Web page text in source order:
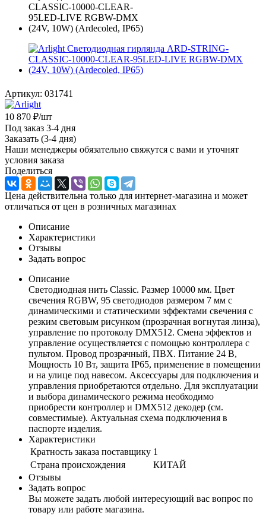
Артикул: 031741
10 870 ₽/шт
Под заказ 3-4 дня
Заказать (3-4 дня)
Наши менеджеры обязательно свяжутся с вами и уточнят
условия заказа
Поделиться
Цена действительна только для интернет-магазина и может
отличаться от цен в розничных магазинах
Описание
Характеристики
Отзывы
Задать вопрос
Описание
Светодиодная нить Classic. Размер 10000 мм. Цвет
свечения RGBW, 95 светодиодов размером 7 мм с
динамическими и статическими эффектами свечения с
резким световым рисунком (прозрачная вогнутая линза),
управление по протоколу DMX512. Смена эффектов и
управление осуществляется с помощью контроллера с
пультом. Провод прозрачный, ПВХ. Питание 24 В,
Мощность 10 Вт, защита IP65, применение в помещении
и на улице под навесом. Аксессуары для подключения и
управления приобретаются отдельно. Для эксплуатации
и выбора динамического режима необходимо
приобрести контроллер и DMX512 декодер (см.
совместимые). Актуальная схема подключения в
паспорте изделия.
Характеристики
Кратность заказа поставщику 1
Страна происхождения
КИТАЙ
Отзывы
Задать вопрос
Вы можете задать любой интересующий вас вопрос по
товару или работе магазина.